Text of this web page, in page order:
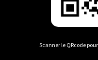
Scanner le QRcode